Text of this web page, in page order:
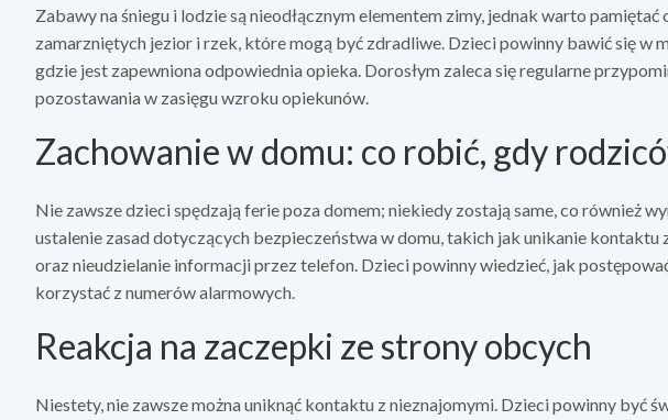
Zabawy na śniegu i lodzie są nieodłącznym elementem zimy, jednak warto
zamarzniętych jezior i rzek, które mogą być zdradliwe. Dzieci powinny bawić się w
gdzie jest zapewniona odpowiednia opieka. Dorosłym zaleca się regularne
pozostawania w zasięgu wzroku opiekunów.
Zachowanie w domu: co robić, gdy
Nie zawsze dzieci spędzają ferie poza domem; niekiedy zostają same, co również
ustalenie zasad dotyczących bezpieczeństwa w domu, takich jak unikanie
oraz nieudzielanie informacji przez telefon. Dzieci powinny wiedzieć, jak
korzystać z numerów alarmowych.
Reakcja na zaczepki ze strony obcych
Niestety, nie zawsze można uniknąć kontaktu z nieznajomymi. Dzieci powinny być